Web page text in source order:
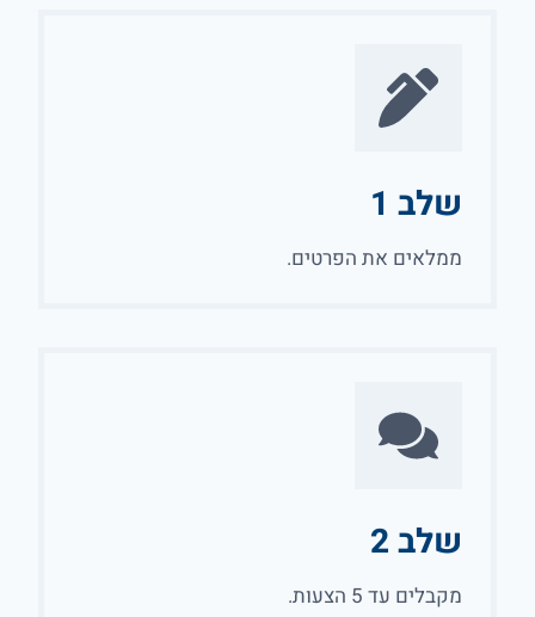
שלב 1
ממלאים את הפרטים.
שלב 2
מקבלים עד 5 הצעות.